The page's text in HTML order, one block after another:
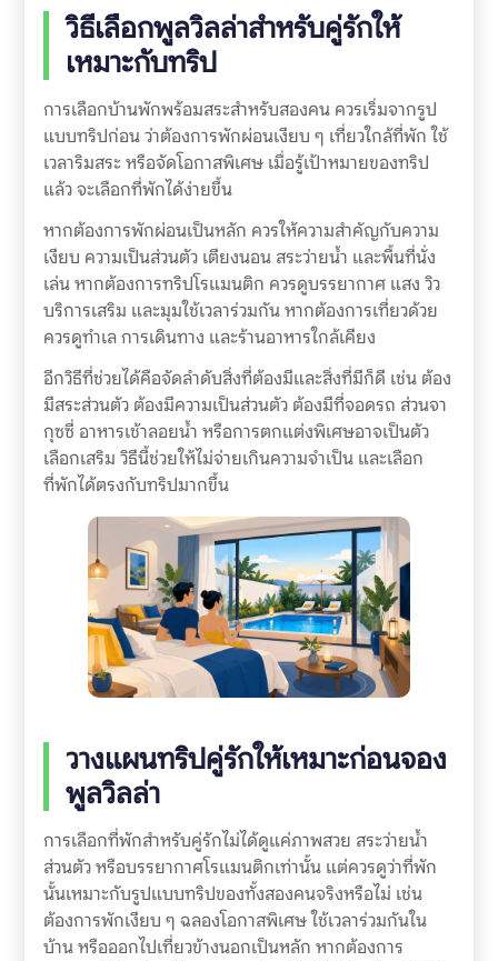
วิธีเลือกพูลวิลล่าสำหรับคู่รักให้
เหมาะกับทริป
การเลือกบ้านพักพร้อมสระสำหรับสองคน ควรเริ่มจากรูป
แบบทริปก่อน ว่าต้องการพักผ่อนเงียบ ๆ เที่ยวใกล้ที่พัก ใช้
เวลาริมสระ หรือจัดโอกาสพิเศษ เมื่อรู้เป้าหมายของทริป
แล้ว จะเลือกที่พักได้ง่ายขึ้น
หากต้องการพักผ่อนเป็นหลัก ควรให้ความสำคัญกับความ
เงียบ ความเป็นส่วนตัว เตียงนอน สระว่ายน้ำ และพื้นที่นั่ง
เล่น หากต้องการทริปโรแมนติก ควรดูบรรยากาศ แสง วิว
บริการเสริม และมุมใช้เวลาร่วมกัน หากต้องการเที่ยวด้วย
ควรดูทำเล การเดินทาง และร้านอาหารใกล้เคียง
อีกวิธีที่ช่วยได้คือจัดลำดับสิ่งที่ต้องมีและสิ่งที่มีก็ดี เช่น ต้อง
มีสระส่วนตัว ต้องมีความเป็นส่วนตัว ต้องมีที่จอดรถ ส่วนจา
กุซซี่ อาหารเช้าลอยน้ำ หรือการตกแต่งพิเศษอาจเป็นตัว
เลือกเสริม วิธีนี้ช่วยให้ไม่จ่ายเกินความจำเป็น และเลือก
ที่พักได้ตรงกับทริปมากขึ้น
วางแผนทริปคู่รักให้เหมาะก่อนจอง
พูลวิลล่า
การเลือกที่พักสำหรับคู่รักไม่ได้ดูแค่ภาพสวย สระว่ายน้ำ
ส่วนตัว หรือบรรยากาศโรแมนติกเท่านั้น แต่ควรดูว่าที่พัก
นั้นเหมาะกับรูปแบบทริปของทั้งสองคนจริงหรือไม่ เช่น
ต้องการพักเงียบ ๆ ฉลองโอกาสพิเศษ ใช้เวลาร่วมกันใน
บ้าน หรือออกไปเที่ยวข้างนอกเป็นหลัก หากต้องการ